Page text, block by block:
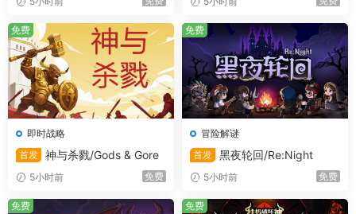
即时战略
首发 神与杀戮/Gods & Gore
5小时前 免费
免费
冒险解谜
首发 黑夜轮回/Re:Night
5小时前 免费
免费
免费 免费